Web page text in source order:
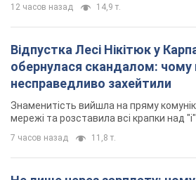
12 часов назад 14,9 т.
Відпустка Лесі Нікітюк у
обернулася скандалом: чому
несправедливо захейтили
Знаменитість вийшла на пряму
мережі та розставила всі крапки над "і"
7 часов назад 11,8 т.